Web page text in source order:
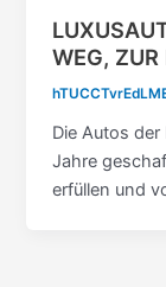
WEG, ZUR
Die Autos
Jahre
erfüllen und